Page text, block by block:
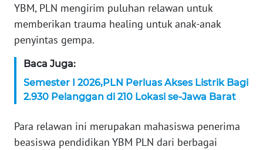
YBM, PLN mengirim puluhan relawan untuk
memberikan trauma healing untuk anak-anak
penyintas gempa.
Baca Juga:
Semester I 2026,PLN Perluas Akses Listrik Bagi
2.930 Pelanggan di 210 Lokasi se-Jawa Barat
Para relawan ini merupakan mahasiswa penerima
beasiswa pendidikan YBM PLN dari berbagai
WN
PAPUA
BARAT
RIAU
SERAMBI